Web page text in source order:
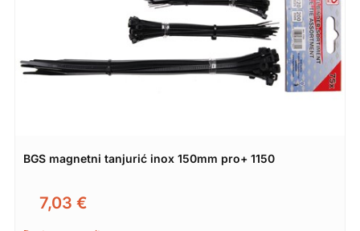
BGS magnetni tanjurić inox 150mm pro+ 1150
7,03 €